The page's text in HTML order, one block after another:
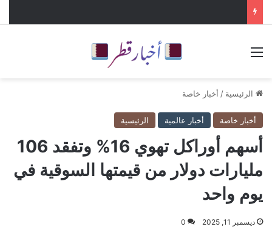
الرئيسية / أخبار خاصة
أخبار خاصة أخبار عالمية الرئيسية
أسهم أوراكل تهوي 16% وتفقد 106
مليارات دولار من قيمتها السوقية في
يوم واحد
ديسمبر 11, 2025 0